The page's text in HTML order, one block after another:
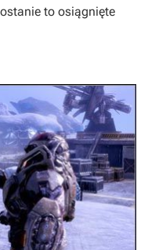
to osiągnięte